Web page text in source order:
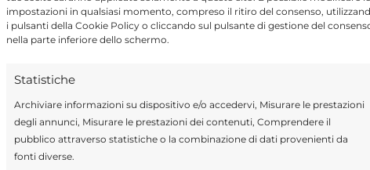
impostazioni in qualsiasi momento, compreso il ritiro del consenso,
i pulsanti della Cookie Policy o cliccando sul pulsante di gestione del
nella parte inferiore dello schermo.
Statistiche
Archiviare informazioni su dispositivo e/o accedervi, Misurare le prestazioni
degli annunci, Misurare le prestazioni dei contenuti, Comprendere il
pubblico attraverso statistiche o la combinazione di dati provenienti da
fonti diverse.
della giornata, l’atmosfera diventerà
Le previsioni indicano infatti la
nuvoloso.
a farsi sentire con particolare
nel